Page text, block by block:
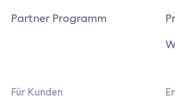
Partner Programm
Für Kunden